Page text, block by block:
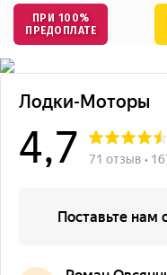
ПРИ 100%
ПРЕДОПЛАТЕ